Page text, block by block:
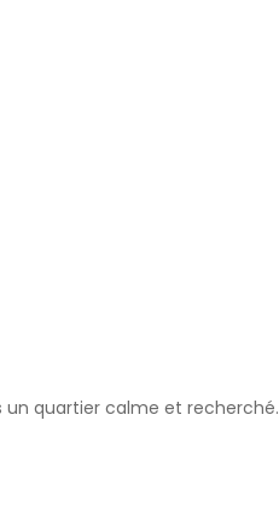
quartier calme et recherché.